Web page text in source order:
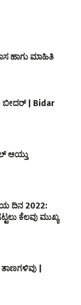
ಹಾಗು ಮಾಹಿತಿ
| Bidar
ಆಯ್ತು
ದಿನ 2022:
ಕೆಲವು ಮುಖ್ಯ
|